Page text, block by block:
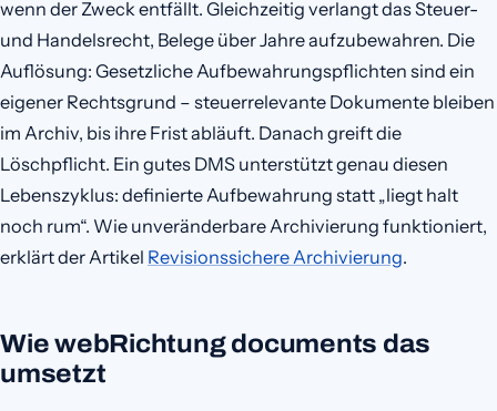
wenn der Zweck entfällt. Gleichzeitig verlangt das Steuer-
und Handelsrecht, Belege über Jahre aufzubewahren. Die
Auflösung: Gesetzliche Aufbewahrungspflichten sind ein
eigener Rechtsgrund – steuerrelevante Dokumente bleiben
im Archiv, bis ihre Frist abläuft. Danach greift die
Löschpflicht. Ein gutes DMS unterstützt genau diesen
Lebenszyklus: definierte Aufbewahrung statt „liegt halt
noch rum“. Wie unveränderbare Archivierung funktioniert,
erklärt der Artikel Revisionssichere Archivierung.
Wie webRichtung documents das
umsetzt